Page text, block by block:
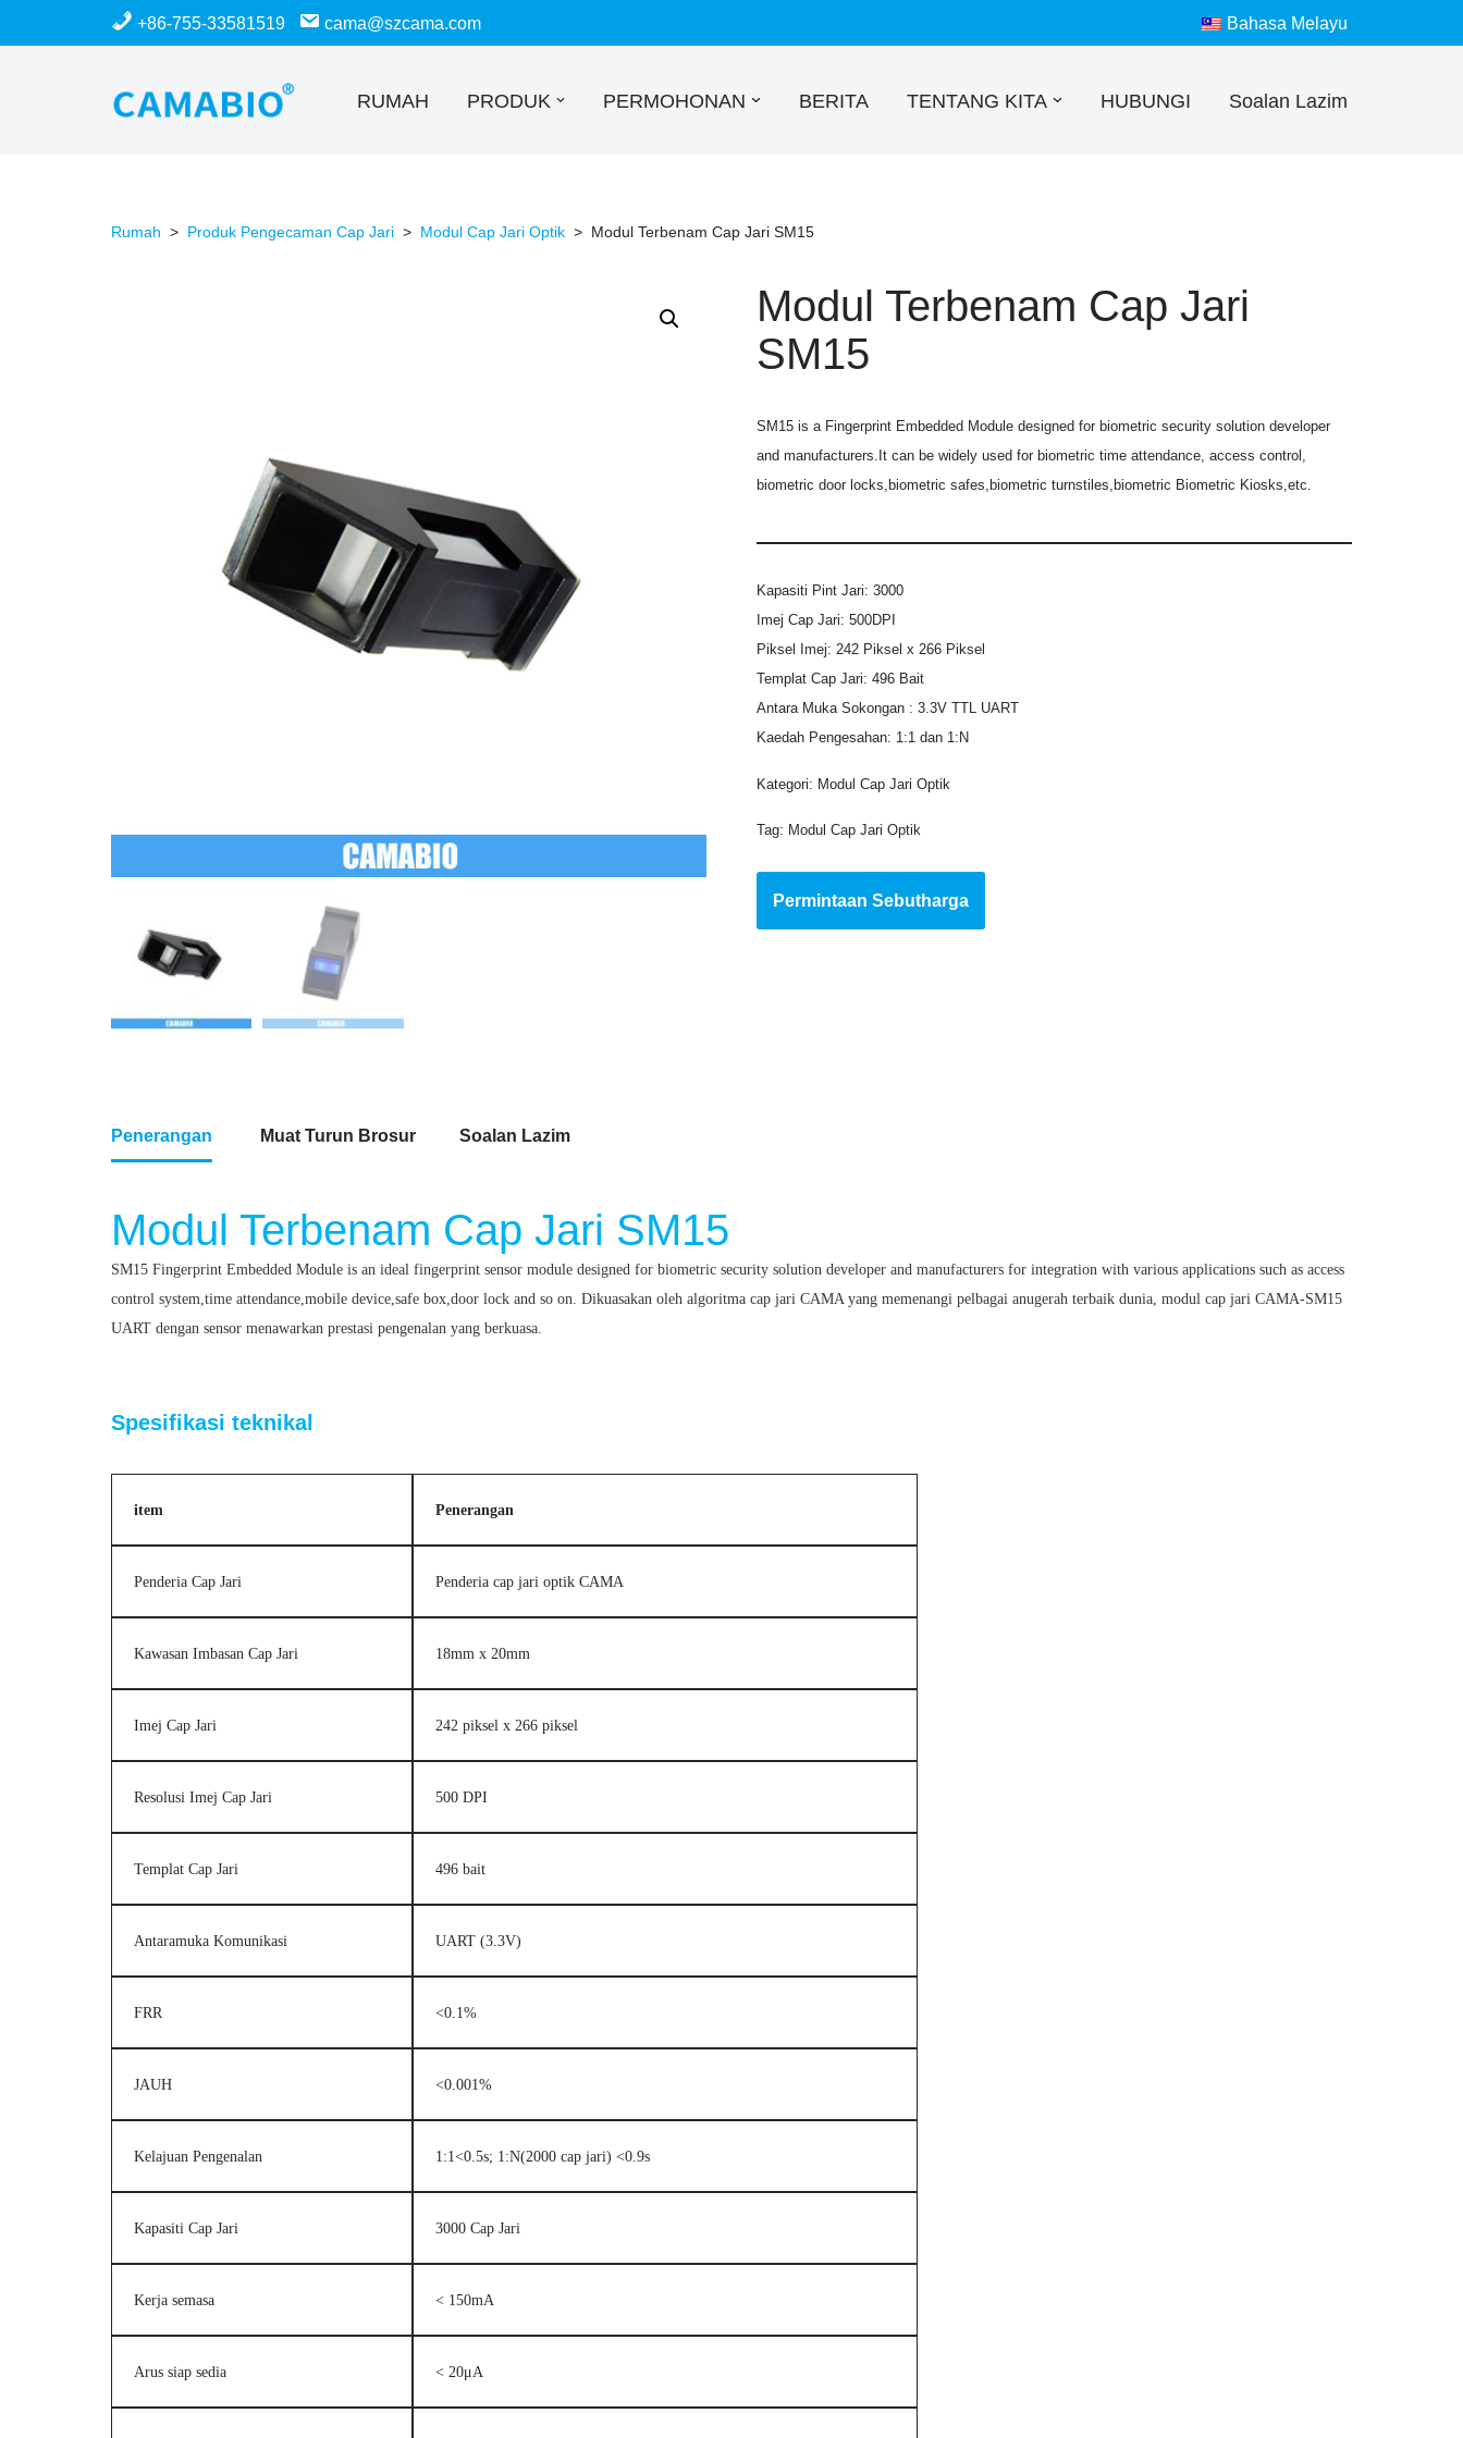
+86-755-33581519 cama@szcama.com Bahasa Melayu
RUMAH PRODUK PERMOHONAN BERITA TENTANG KITA HUBUNGI Soalan Lazim
Rumah > Produk Pengecaman Cap Jari > Modul Cap Jari Optik > Modul Terbenam Cap Jari SM15
Modul Terbenam Cap Jari
SM15
SM15 is a Fingerprint Embedded Module designed for biometric security solution developer
and manufacturers.It can be widely used for biometric time attendance, access control,
biometric door locks,biometric safes,biometric turnstiles,biometric Biometric Kiosks,etc.
Kapasiti Pint Jari: 3000
Imej Cap Jari: 500DPI
Piksel Imej: 242 Piksel x 266 Piksel
Templat Cap Jari: 496 Bait
Antara Muka Sokongan : 3.3V TTL UART
Kaedah Pengesahan: 1:1 dan 1:N
Kategori: Modul Cap Jari Optik
Tag: Modul Cap Jari Optik
Permintaan Sebutharga
Penerangan Muat Turun Brosur Soalan Lazim
Modul Terbenam Cap Jari SM15
SM15 Fingerprint Embedded Module is an ideal fingerprint sensor module designed for biometric security solution developer and manufacturers for integration with various applications such as access
control system,time attendance,mobile device,safe box,door lock and so on. Dikuasakan oleh algoritma cap jari CAMA yang memenangi pelbagai anugerah terbaik dunia, modul cap jari CAMA-SM15
UART dengan sensor menawarkan prestasi pengenalan yang berkuasa.
Spesifikasi teknikal
item Penerangan
Penderia Cap Jari Penderia cap jari optik CAMA
Kawasan Imbasan Cap Jari 18mm x 20mm
Imej Cap Jari 242 piksel x 266 piksel
Resolusi Imej Cap Jari 500 DPI
Templat Cap Jari 496 bait
Antaramuka Komunikasi UART (3.3V)
FRR <0.1%
JAUH <0.001%
Kelajuan Pengenalan 1:1<0.5s; 1:N(2000 cap jari) <0.9s
Kapasiti Cap Jari 3000 Cap Jari
Kerja semasa < 150mA
Arus siap sedia < 20μA